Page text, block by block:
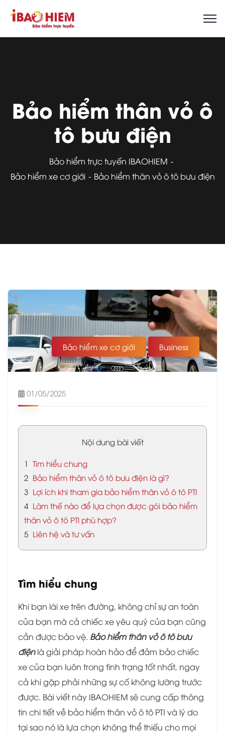
Bảo hiểm thân vỏ ô
tô bưu điện
Bảo hiểm trực tuyến IBAOHIEM
Bảo hiểm xe cơ giới
Bảo hiểm thân vỏ ô tô bưu điện
Bảo hiểm xe cơ giới Business
01/05/2025
Nội dung bài viết
1 Tìm hiểu chung
2 Bảo hiểm thân vỏ ô tô bưu điện là gì?
3 Lợi ích khi tham gia bảo hiểm thân vỏ ô tô PTI
4 Làm thế nào để lựa chọn được gói bảo hiểm
thân vỏ ô tô PTI phù hợp?
5 Liên hệ và tư vấn
Tìm hiểu chung
Khi bạn lái xe trên đường, không chỉ sự an toàn
của bạn mà cả chiếc xe yêu quý của bạn cũng
cần được bảo vệ. Bảo hiểm thân vỏ ô tô bưu
điệnlà giải pháp hoàn hảo để đảm bảo chiếc
xe của bạn luôn trong tình trạng tốt nhất, ngay
cả khi gặp phải những sự cố không lường trước
được. Bài viết này IBAOHIEM sẽ cung cấp thông
tin chi tiết về bảo hiểm thân vỏ ô tô PTI và lý do
tại sao nó là lựa chọn không thể thiếu cho mọi